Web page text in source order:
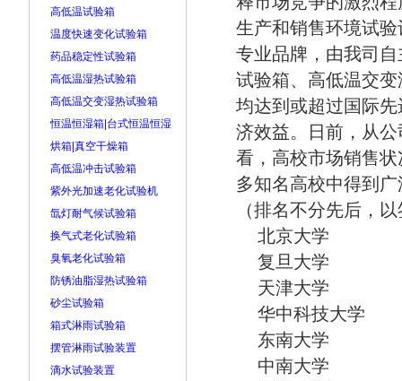
高低温试验箱
温度快速变化试验箱
药品稳定性试验箱
高低温湿热试验箱
高低温交变湿热试验箱
恒温恒湿箱|台式恒温恒湿
烘箱|真空干燥箱
高低温冲击试验箱
紫外光加速老化试验机
氙灯耐气候试验箱
换气式老化试验箱
臭氧老化试验箱
防锈油脂湿热试验箱
砂尘试验箱
箱式淋雨试验箱
摆管淋雨试验装置
滴水试验装置
生产和销售环境试
专业品牌，由我司
试验箱、高低温交
均达到或超过国际
济效益。日前，从
看，高校市场销售
多知名高校中得到
（排名不分先后，
北京大学
复旦大学
天津大学
华中科技大学
东南大学
中南大学